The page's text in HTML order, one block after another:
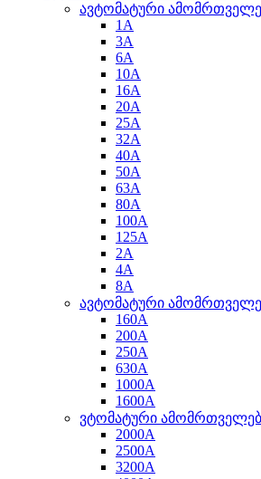
ავტომატური
1A
3A
6A
10A
16A
20A
25А
32A
40A
50A
63A
80A
100A
125A
2A
4A
8A
ავტომატური
160A
200A
250A
630A
1000A
1600A
ვტომატური
2000A
2500A
3200A